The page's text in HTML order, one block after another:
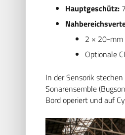
Hauptgeschütz:
2 × 20-mm
Optionale
In der Sensorik
Sonarensemble
Bord operiert und auf